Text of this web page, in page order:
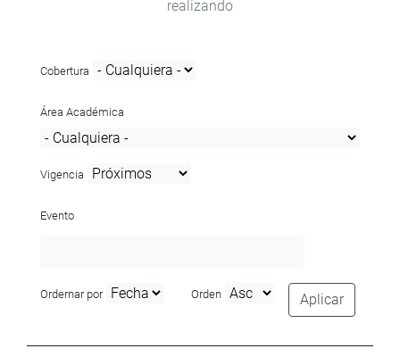
realizando
Cobertura
Área Académica
Vigencia
Evento
Ordernar por Orden Aplicar